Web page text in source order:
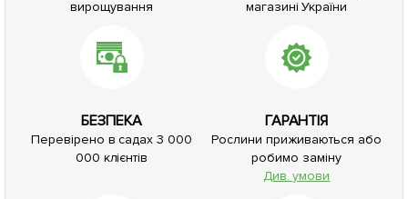
вирощування
магазині України
БЕЗПЕКА
Перевірено в садах 3 000
000 клієнтів
ГАРАНТІЯ
Рослини приживаються або
робимо заміну
Див. умови